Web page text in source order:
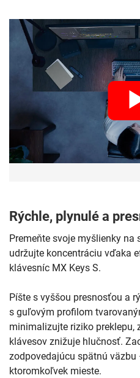
Rýchle, plynulé a
Premeňte svoje myšlienky na
udržujte koncentráciu vďaka
klávesníc MX Keys S.
Píšte s vyššou presnosťou a
s guľovým profilom
minimalizujte riziko preklepu,
klávesov znižuje hlučnosť.
zodpovedajúcu spätnú
ktoromkoľvek mieste.